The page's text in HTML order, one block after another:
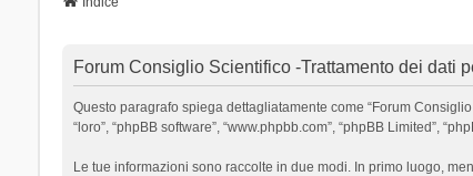
Forum Consiglio Scientifico -Trattamento dei dati
Questo paragrafo spiega dettagliatamente come “Forum Consiglio
“loro”, “phpBB software”, “www.phpbb.com”, “phpBB Limited”,
Le tue informazioni sono raccolte in due modi. In primo luogo,